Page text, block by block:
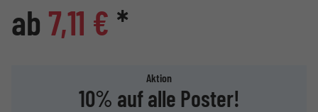
ab 7,11 € *
Aktion
10% auf alle Poster!